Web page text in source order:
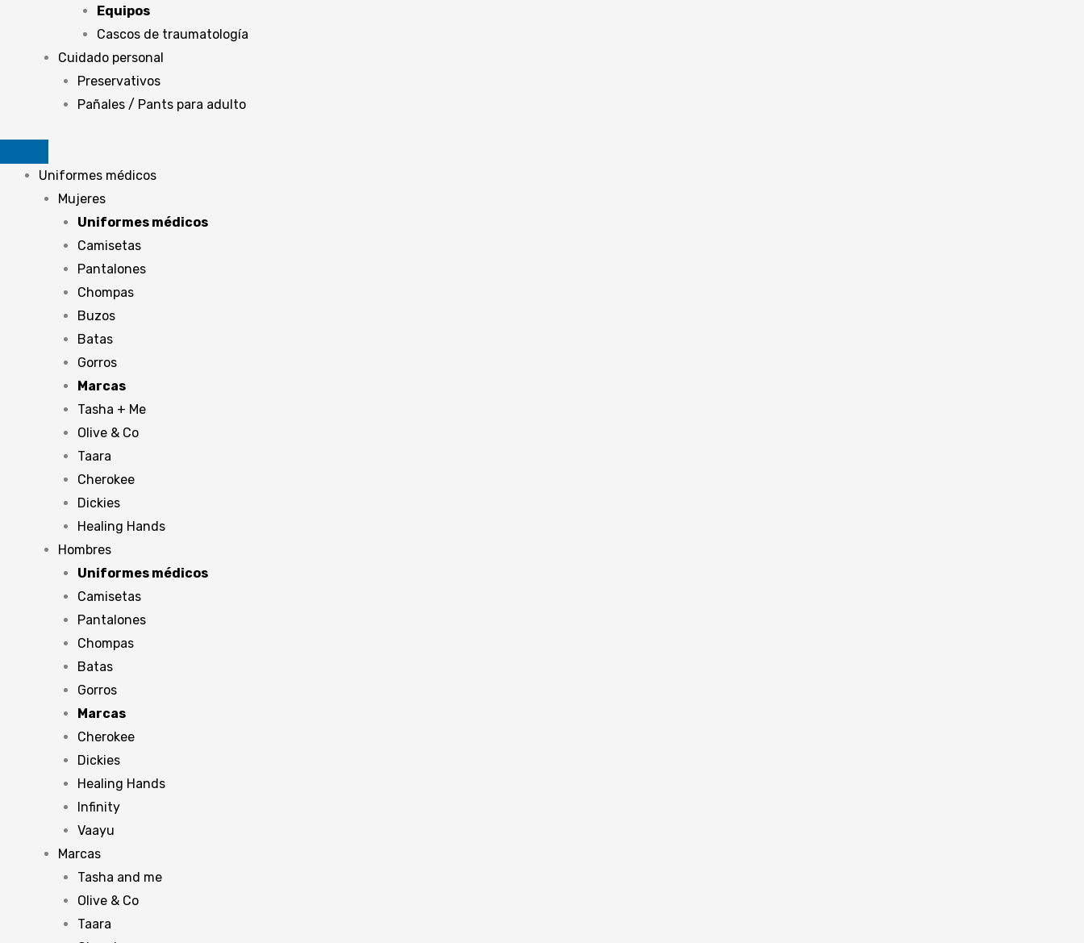
Equipos
Cascos de traumatología
Cuidado personal
Preservativos
Pañales / Pants para adulto
Uniformes médicos
Mujeres
Uniformes médicos
Camisetas
Pantalones
Chompas
Buzos
Batas
Gorros
Marcas
Tasha + Me
Olive & Co
Taara
Cherokee
Dickies
Healing Hands
Hombres
Uniformes médicos
Camisetas
Pantalones
Chompas
Batas
Gorros
Marcas
Cherokee
Dickies
Healing Hands
Infinity
Vaayu
Marcas
Tasha and me
Olive & Co
Taara